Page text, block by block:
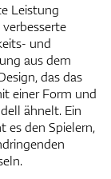
Leistung
und
aus dem
das das
einer Form und
ähnelt. Ein
es den Spielern,